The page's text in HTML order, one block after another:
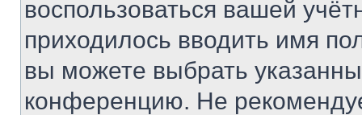
воспользоваться вашей
приходилось вводить имя
вы можете выбрать
конференцию. Не